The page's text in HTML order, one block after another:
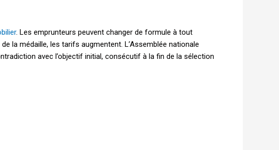
. Les emprunteurs peuvent changer de formule à tout
la médaille, les tarifs augmentent. L’Assemblée nationale
avec l’objectif initial, consécutif à la fin de la sélection